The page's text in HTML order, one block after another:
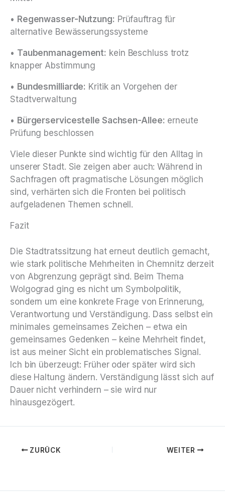
• Regenwasser-Nutzung: Prüfauftrag für
alternative Bewässerungssysteme
• Taubenmanagement: kein Beschluss trotz
knapper Abstimmung
• Bundesmilliarde: Kritik an Vorgehen der
Stadtverwaltung
• Bürgerservicestelle Sachsen-Allee: erneute
Prüfung beschlossen
Viele dieser Punkte sind wichtig für den Alltag in
unserer Stadt. Sie zeigen aber auch: Während in
Sachfragen oft pragmatische Lösungen möglich
sind, verhärten sich die Fronten bei politisch
aufgeladenen Themen schnell.
Fazit
Die Stadtratssitzung hat erneut deutlich gemacht,
wie stark politische Mehrheiten in Chemnitz derzeit
von Abgrenzung geprägt sind. Beim Thema
Wolgograd ging es nicht um Symbolpolitik,
sondern um eine konkrete Frage von Erinnerung,
Verantwortung und Verständigung. Dass selbst ein
minimales gemeinsames Zeichen – etwa ein
gemeinsames Gedenken – keine Mehrheit findet,
ist aus meiner Sicht ein problematisches Signal.
Ich bin überzeugt: Früher oder später wird sich
diese Haltung ändern. Verständigung lässt sich auf
Dauer nicht verhindern – sie wird nur
hinausgezögert.
ZURÜCK WEITER